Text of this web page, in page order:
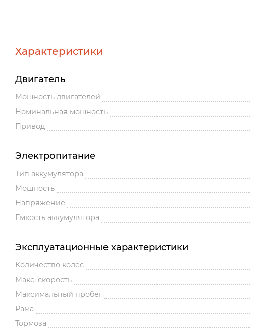
Характеристики
Двигатель
Мощность двигателей
Номинальная мощность
Привод
Электропитание
Тип аккумулятора
Мощность
Напряжение
Емкость аккумулятора
Эксплуатационные характеристики
Количество колес
Макс. скорость
Максимальный пробег
Рама
Тормоза